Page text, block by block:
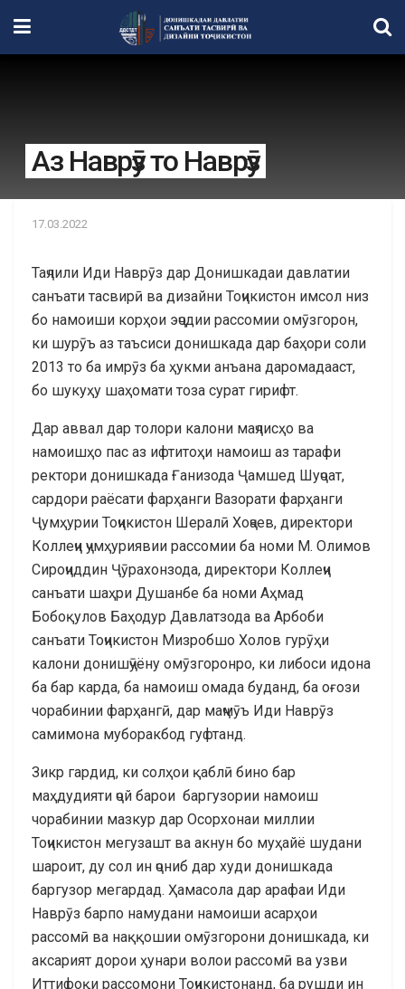
Аз Наврӯз то Наврӯз
17.03.2022
Таҷлили Иди Наврӯз дар Донишкадаи давлатии
санъати тасвирӣ ва дизайни Тоҷикистон имсол низ
бо намоиши корҳои эҷодии рассомии омӯзгорон,
ки шурӯъ аз таъсиси донишкада дар баҳори соли
2013 то ба имрӯз ба ҳукми анъана даромадааст,
бо шукуҳу шаҳомати тоза сурат гирифт.
Дар аввал дар толори калони маҷлисҳо ва
намоишҳо пас аз ифтитоҳи намоиш аз тарафи
ректори донишкада Ғанизода Ҷамшед Шуҷоат,
сардори раёсати фарҳанги Вазорати фарҳанги
Ҷумҳурии Тоҷикистон Шералӣ Хоҷаев, директори
Коллеҷи ҷумҳуриявии рассомии ба номи М. Олимов
Сироҷиддин Ҷӯрахонзода, директори Коллеҷи
санъати шаҳри Душанбе ба номи Аҳмад
Бобоқулов Баҳодур Давлатзода ва Арбоби
санъати Тоҷикистон Мизробшо Холов гурӯҳи
калони донишҷӯёну омӯзгоронро, ки либоси идона
ба бар карда, ба намоиш омада буданд, ба оғози
чорабинии фарҳангӣ, дар маҷмӯъ Иди Наврӯз
самимона муборакбод гуфтанд.
Зикр гардид, ки солҳои қаблӣ бино бар
маҳдудияти ҷой барои баргузории намоиш
чорабинии мазкур дар Осорхонаи миллии
Тоҷикистон мегузашт ва акнун бо муҳайё шудани
шароит, ду сол ин ҷониб дар худи донишкада
баргузор мегардад. Ҳамасола дар арафаи Иди
Наврӯз барпо намудани намоиши асарҳои
рассомӣ ва наққошии омӯзгорони донишкада, ки
аксарият дорои ҳунари волои рассомӣ ва узви
Иттифоқи рассомони Тоҷикистонанд, ба рушди ин